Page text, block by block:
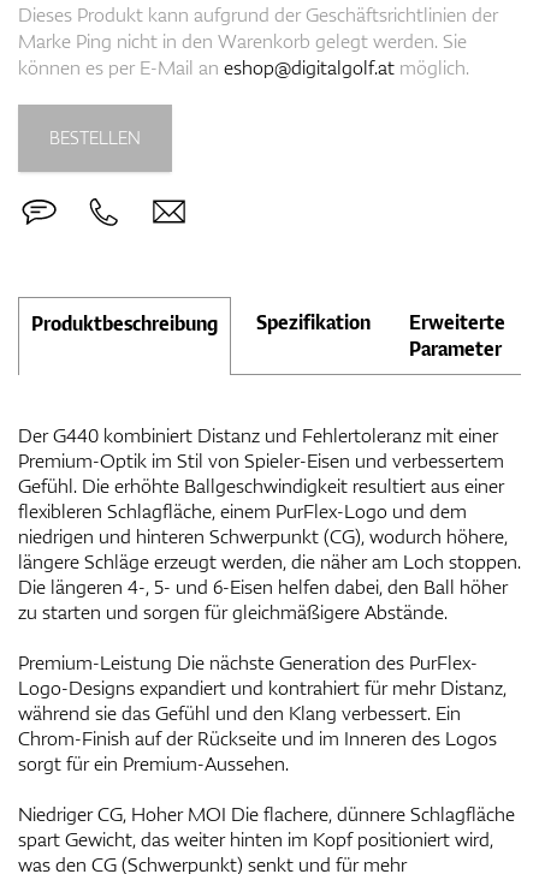
Dieses Produkt kann aufgrund der Geschäftsrichtlinien der
Marke Ping nicht in den Warenkorb gelegt werden. Sie
können es per E-Mail an eshop@digitalgolf.at möglich.
BESTELLEN
Produktbeschreibung Spezifikation
Erweiterte
Parameter
Der G440 kombiniert Distanz und Fehlertoleranz mit einer
Premium-Optik im Stil von Spieler-Eisen und verbessertem
Gefühl. Die erhöhte Ballgeschwindigkeit resultiert aus einer
flexibleren Schlagfläche, einem PurFlex-Logo und dem
niedrigen und hinteren Schwerpunkt (CG), wodurch höhere,
längere Schläge erzeugt werden, die näher am Loch stoppen.
Die längeren 4-, 5- und 6-Eisen helfen dabei, den Ball höher
zu starten und sorgen für gleichmäßigere Abstände.
Premium-Leistung Die nächste Generation des PurFlex-
Logo-Designs expandiert und kontrahiert für mehr Distanz,
während sie das Gefühl und den Klang verbessert. Ein
Chrom-Finish auf der Rückseite und im Inneren des Logos
sorgt für ein Premium-Aussehen.
Niedriger CG, Hoher MOI Die flachere, dünnere Schlagfläche
spart Gewicht, das weiter hinten im Kopf positioniert wird,
was den CG (Schwerpunkt) senkt und für mehr